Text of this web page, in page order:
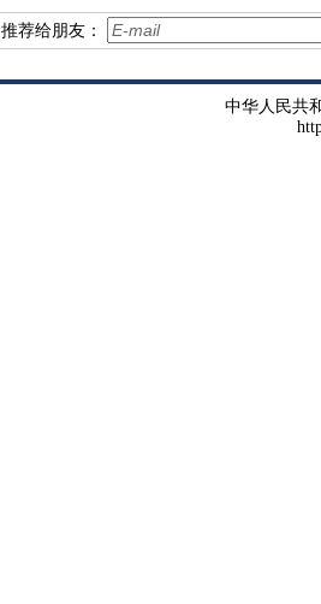
推荐给朋友：
中华人民共